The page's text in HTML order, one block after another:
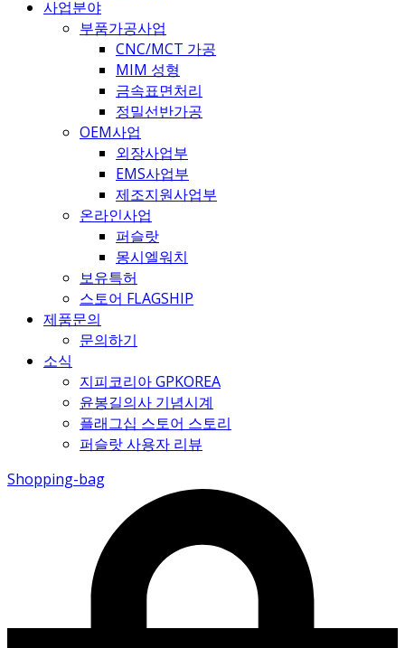
사업분야
부품가공사업
CNC/MCT 가공
MIM 성형
금속표면처리
정밀선반가공
OEM사업
외장사업부
EMS사업부
제조지원사업부
온라인사업
퍼슬랏
몽시엘워치
보유특허
스토어 FLAGSHIP
제품문의
문의하기
소식
지피코리아 GPKOREA
윤봉길의사 기념시계
플래그십 스토어 스토리
퍼슬랏 사용자 리뷰
Shopping-bag